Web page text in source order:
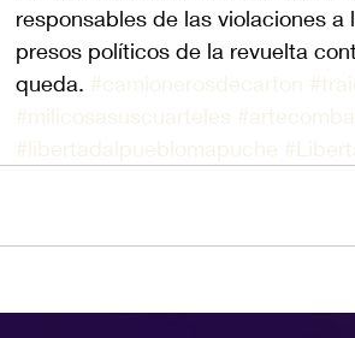
responsables de las violaciones
presos políticos de la revuelta
queda.